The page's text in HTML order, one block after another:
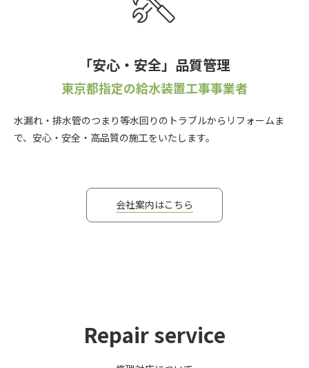
「安心・安全」品質管理
東京都指定の給水装置工事事業者
水漏れ・排水管のつまり等水回りのトラブルからリフォームま
で、安心・安全・高品質の施工をいたします。
会社案内はこちら
Repair service